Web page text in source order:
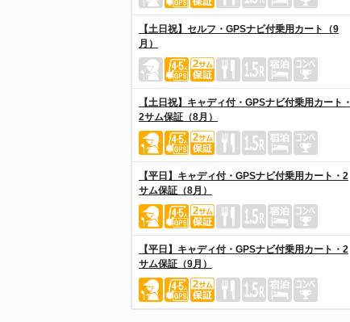
【土日祝】セルフ・GPSナビ付乗用カート（9
月）
【土日祝】キャディ付・GPSナビ付乗用カート・
2サム保証（8月）
【平日】キャディ付・GPSナビ付乗用カート・2
サム保証（8月）
【平日】キャディ付・GPSナビ付乗用カート・2
サム保証（9月）